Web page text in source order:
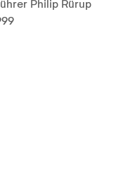
Philip Rürup